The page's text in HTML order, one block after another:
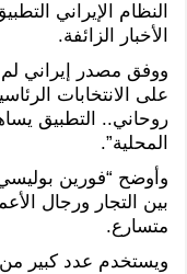
النظام الإيراني
الأخبار الزائفة.
ووفق مصدر إيراني
على الانتخابات
روحاني.. التطبيق
المحلية”.
وأوضح “فورين
بين التجار ورجال
متسارع.
ويستخدم عدد كبير من